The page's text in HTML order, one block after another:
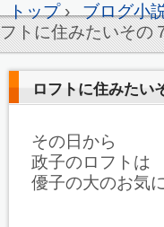
トップ› ブログ小
フトに住みたいその
ロフトに住みたい
その日から
政子のロフトは
優子の大のお気